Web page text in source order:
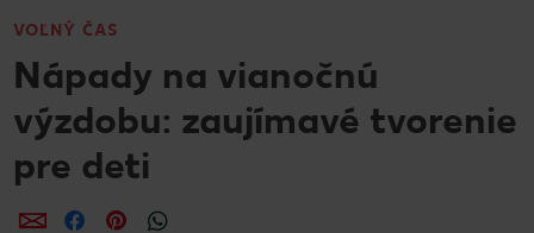
VOĽNÝ ČAS
Nápady na vianočnú
výzdobu: zaujímavé tvorenie
pre deti
ZdieľaťZdieľaťZdieľať